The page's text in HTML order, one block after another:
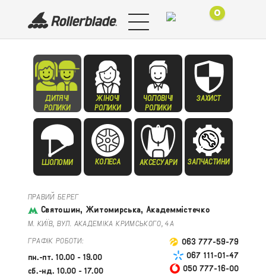
0
ДИТЯЧІ
РОЛИКИ
ЖІНОЧІ
РОЛИКИ
ЧОЛОВІЧІ
РОЛИКИ
ЗАХИСТ
ШОЛОМИ КОЛЕСА АКСЕСУАРИ ЗАПЧАСТИНИ
ПРАВИЙ БЕРЕГ
Святошин, Житомирська, Академмістечко
М. КИЇВ, ВУЛ. АКАДЕМІКА КРИМСЬКОГО, 4А
ГРАФІК РОБОТИ:
пн.-пт. 10.00 - 19.00
сб.-нд. 10.00 - 17.00
063 777-59-79
067 111-01-47
050 777-16-00